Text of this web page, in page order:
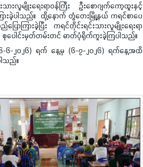
လူမျိုးရေးရာဝန်ကြီး ဦးစောဂျက်ကော့ထူးနှင့်
ားခဲ့ပါသည်။ ထို့နောက် တွံတေးမြို့နယ် ကရင်စာပေ
ာကြားခဲ့ပြီး ကရင်တိုင်းရင်းသားလူမျိုးရေးရာ
စုပေါင်းမှတ်တမ်းတင် ဓာတ်ပုံရိုက်ကူးခဲ့ကြပါသည်။
-၆-၂၀၂၆) ရက် နေ့မှ (၆-၇-၂၀၂၆) ရက်နေ့အထိ
သည်။